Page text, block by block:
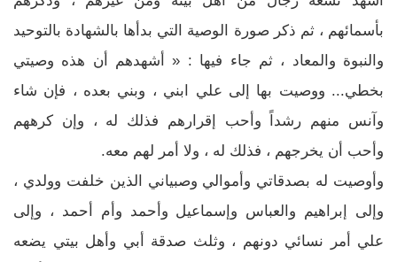
بأسمائهم ، ثم ذكر صورة الوصية التي بدأها بالشهادة بالتوحيد
والنبوة والمعاد ، ثم جاء فيها : « أشهدهم أن هذه وصيتي
بخطي... ووصيت بها إلى علي ابني ، وبني بعده ، فإن شاء
وآنس منهم رشداً وأحب إقرارهم فذلك له ، وإن كرههم
وأحب أن يخرجهم ، فذلك له ، ولا أمر لهم معه.
وأوصيت له بصدقاتي وأموالي وصبياني الذين خلفت وولدي ،
وإلى إبراهيم والعباس وإسماعيل وأحمد وأم أحمد ، وإلى
علي أمر نسائي دونهم ، وثلث صدقة أبي وأهل بيتي يضعه